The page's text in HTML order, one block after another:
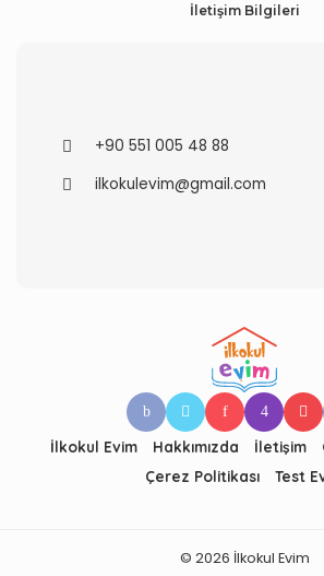
İletişim Bilgileri
+90 551 005 48 88
ilkokulevim@gmail.com
İlkokul Evim Hakkımızda İletişim
Çerez Politikası
Test
© 2026 İlkokul Evim